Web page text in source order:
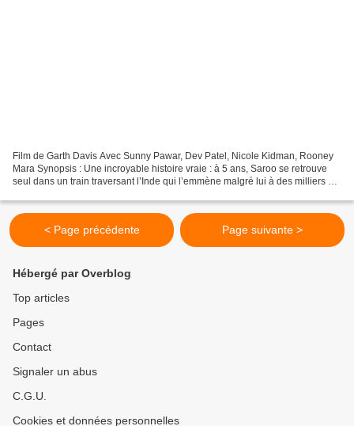
Film de Garth Davis Avec Sunny Pawar, Dev Patel, Nicole Kidman, Rooney
Mara Synopsis : Une incroyable histoire vraie : à 5 ans, Saroo se retrouve
seul dans un train traversant l’Inde qui l’emmène malgré lui à des milliers de
< Page précédente Page suivante >
Hébergé par Overblog
Top articles
Pages
Contact
Signaler un abus
C.G.U.
Cookies et données personnelles